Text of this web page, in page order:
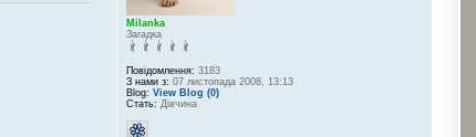
Milanka
Загадка
Повідомлення: 3183
З нами з: 07 листопада 2008, 13:13
Blog: View Blog (0)
Стать: Дівчина